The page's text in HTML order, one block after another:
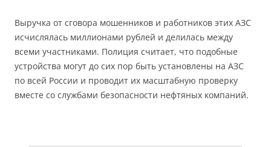
Выручка от сговора мошенников и работников этих АЗС
исчислялась миллионами рублей и делилась между
всеми участниками. Полиция считает, что подобные
устройства могут до сих пор быть установлены на АЗС
по всей России и проводит их масштабную проверку
вместе со службами безопасности нефтяных компаний.